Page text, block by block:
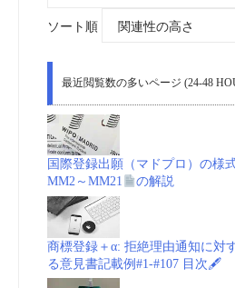
ソート順
最近閲覧数の多いページ (24-48
国際登録出願（マドプロ）の様
MM2～MM21
の解説
商標登録＋α: 拒絶理由通知に対
る意見書記載例#1-#107 目次🖋